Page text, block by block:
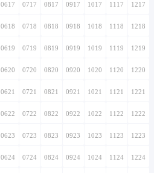
0617 0717 0817 0917 1017 1117 1217
0618 0718 0818 0918 1018 1118 1218
0619 0719 0819 0919 1019 1119 1219
0620 0720 0820 0920 1020 1120 1220
0621 0721 0821 0921 1021 1121 1221
0622 0722 0822 0922 1022 1122 1222
0623 0723 0823 0923 1023 1123 1223
0624 0724 0824 0924 1024 1124 1224